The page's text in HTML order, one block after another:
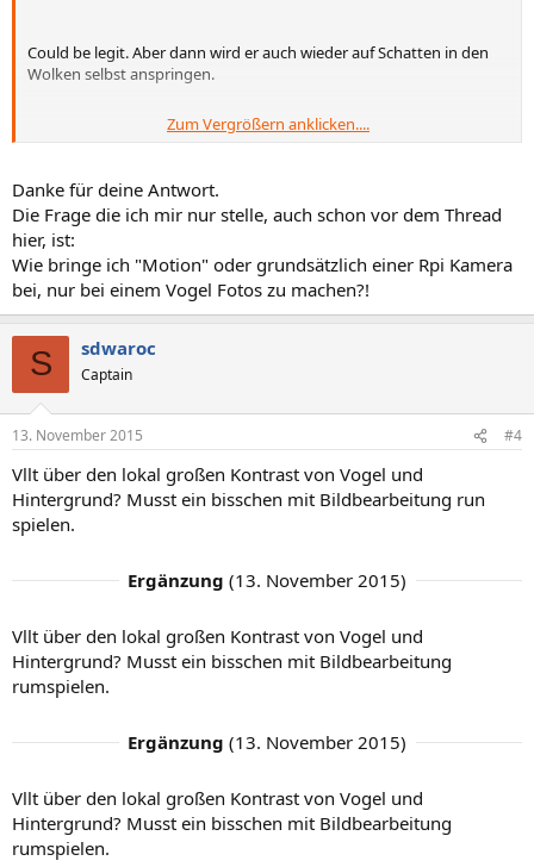
Could be legit. Aber dann wird er auch wieder auf Schatten in den
Wolken selbst anspringen.
Ist das Resultat aus entweder 1. oder 3.
Letztendlich beschrieben alle Varianten das gleiche: Du lehrst dem
Programm das Unterscheiden zwischen Wolken und Vogel.
Zum Vergrößern anklicken....
Danke für deine Antwort.
Die Frage die ich mir nur stelle, auch schon vor dem Thread
hier, ist:
Wie bringe ich "Motion" oder grundsätzlich einer Rpi Kamera
bei, nur bei einem Vogel Fotos zu machen?!
S sdwaroc
Captain
13. November 2015 #4
Vllt über den lokal großen Kontrast von Vogel und
Hintergrund? Musst ein bisschen mit Bildbearbeitung run
spielen.
Ergänzung (13. November 2015)
Vllt über den lokal großen Kontrast von Vogel und
Hintergrund? Musst ein bisschen mit Bildbearbeitung
rumspielen.
Ergänzung (13. November 2015)
Vllt über den lokal großen Kontrast von Vogel und
Hintergrund? Musst ein bisschen mit Bildbearbeitung
rumspielen.